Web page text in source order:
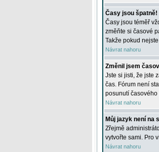
Časy jsou špatně!
Časy jsou téměř
změňte si časové
Takže pokud
Návrat nahoru
Změnil jsem
Jste si jisti, že jste
čas. Fórum není
posunutí
Návrat nahoru
Můj jazyk není na
Zřejmě
vytvořte sami. Pro
Návrat nahoru